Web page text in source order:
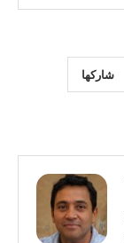
شاركها